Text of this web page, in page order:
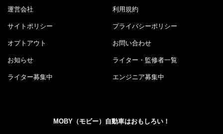
運営会社 利用規約
サイトポリシー プライバシーポリシー
オプトアウト お問い合わせ
お知らせ ライター・監修者一覧
ライター募集中 エンジニア募集中
MOBY（モビー）自動車はおもしろい！